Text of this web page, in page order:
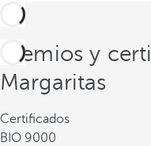
Premios y
Margaritas
Certificados
BIO 9000